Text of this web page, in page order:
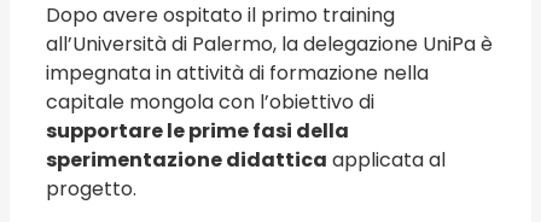
Dopo avere ospitato il primo training
all’Università di Palermo, la delegazione UniPa è
impegnata in attività di formazione nella
capitale mongola con l’obiettivo di
supportare le prime fasi della
sperimentazione didattica applicata al
progetto.